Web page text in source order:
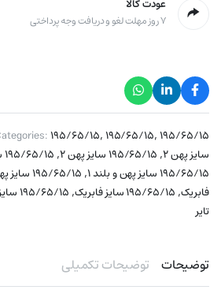
عودت کالا
۷ روز مهلت لغو و دریافت وجه پرداختی
۱۹۵/۶۵/۱۵,۱۹۵/۶۵/۱۵,۱۹۵/۶۵/۱۵ سایز پهن ۲
سایز پهن ۲ , ۱۹۵/۶۵/۱۵ سایز پهن ۲ , ۱۹۵/۶۵/۱۵ سایز پهن ۲ (رینگ آلومینیوم)
۱۹۵/۶۵/۱۵ سایز پهن و بلند ۱ , ۱۹۵/۶۵/۱۵ سایز پهن و بلند ۱
فابریک, ۱۹۵/۶۵/۱۵ سایز فابریک , ۱۹۵/۶۵/۱۵ سایز فابریک رینگ ۱۵
تایر
توضیحات توضیحات تکمیلی